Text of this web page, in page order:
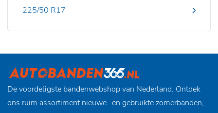
225/50 R17
De voordeligste bandenwebshop van Nederland. Ontdek
ons ruim assortiment nieuwe- en gebruikte zomerbanden,